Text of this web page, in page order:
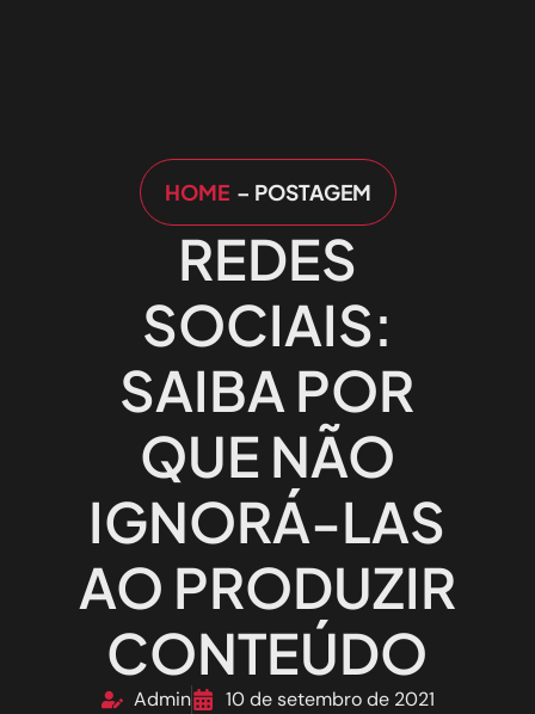
HOME – POSTAGEM
REDES
SOCIAIS:
SAIBA POR
QUE NÃO
IGNORÁ-LAS
AO PRODUZIR
CONTEÚDO
Admin 10 de setembro de 2021